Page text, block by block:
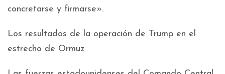
concretarse y firmarse».
Los resultados de la operación de Trump en el
estrecho de Ormuz